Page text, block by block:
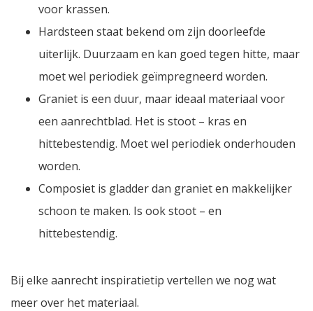
voor krassen.
Hardsteen staat bekend om zijn doorleefde
uiterlijk. Duurzaam en kan goed tegen hitte, maar
moet wel periodiek geïmpregneerd worden.
Graniet is een duur, maar ideaal materiaal voor
een aanrechtblad. Het is stoot – kras en
hittebestendig. Moet wel periodiek onderhouden
worden.
Composiet is gladder dan graniet en makkelijker
schoon te maken. Is ook stoot – en
hittebestendig.
Bij elke aanrecht inspiratietip vertellen we nog wat
meer over het materiaal.